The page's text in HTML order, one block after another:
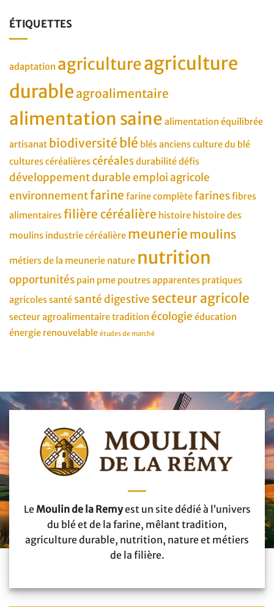
ÉTIQUETTES
adaptation agricultureagriculture
durable agroalimentaire
alimentation saine alimentation équilibrée
artisanat biodiversité blé blés anciensculture du blé
cultures céréalièrescéréalesdurabilitédéfis
développement durableemploi agricole
environnementfarine farine complètefarinesfibres
alimentairesfilière céréalière histoire histoire des
moulins industrie céréalière meunerie moulins
métiers de la meunerie nature nutrition
opportunités pain pme poutres apparentes pratiques
agricolessanté santé digestive secteur agricole
secteur agroalimentairetradition écologie éducation
énergie renouvelable études de marché
Le Moulin de la Remyest un site dédié à l’univers
du blé et de la farine, mêlant tradition,
agriculture durable, nutrition, nature et métiers
de la filière.